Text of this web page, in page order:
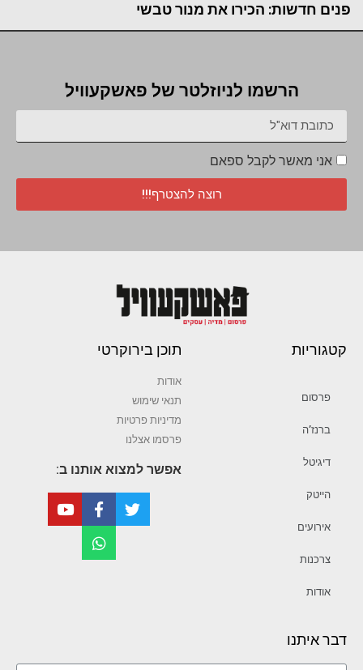
פנים חדשות: הכירו את מנור טבשי
הרשמו לניוזלטר של פאשקעוויל
אני מאשר לקבל ספאם
רוצה להצטרף!!!
קטגוריות
פרסום
ברנז’ה
דיגיטל
הייטק
אירועים
צרכנות
אודות
תוכן בירוקרטי
אודות
תנאי שימוש
מדיניות פרטיות
פרסמו אצלנו
אפשר למצוא אותנו ב:
דבר איתנו